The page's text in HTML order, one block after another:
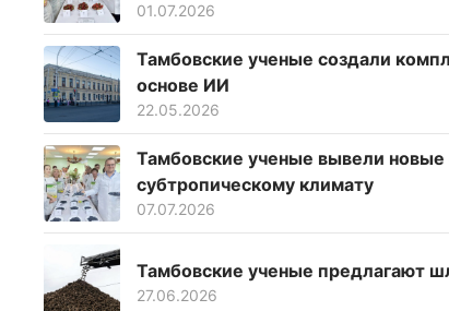
01.07.2026
Тамбовские ученые создали
основе ИИ
22.05.2026
Тамбовские ученые вывели
субтропическому климату
07.07.2026
Тамбовские ученые предлагают
27.06.2026